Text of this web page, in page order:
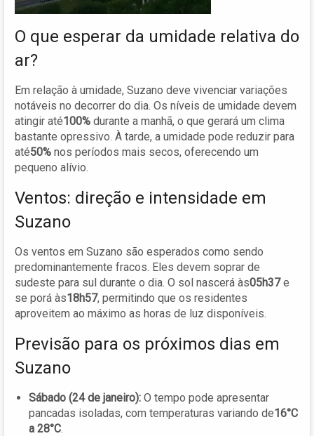
O que esperar da umidade relativa do
ar?
Em relação à umidade, Suzano deve vivenciar variações
notáveis no decorrer do dia. Os níveis de umidade devem
atingir até100% durante a manhã, o que gerará um clima
bastante opressivo. À tarde, a umidade pode reduzir para
até50% nos períodos mais secos, oferecendo um
pequeno alívio.
Ventos: direção e intensidade em
Suzano
Os ventos em Suzano são esperados como sendo
predominantemente fracos. Eles devem soprar de
sudeste para sul durante o dia. O sol nascerá às05h37e
se porá às18h57, permitindo que os residentes
aproveitem ao máximo as horas de luz disponíveis.
Previsão para os próximos dias em
Suzano
Sábado (24 de janeiro): O tempo pode apresentar
pancadas isoladas, com temperaturas variando de16°C
a 28°C.